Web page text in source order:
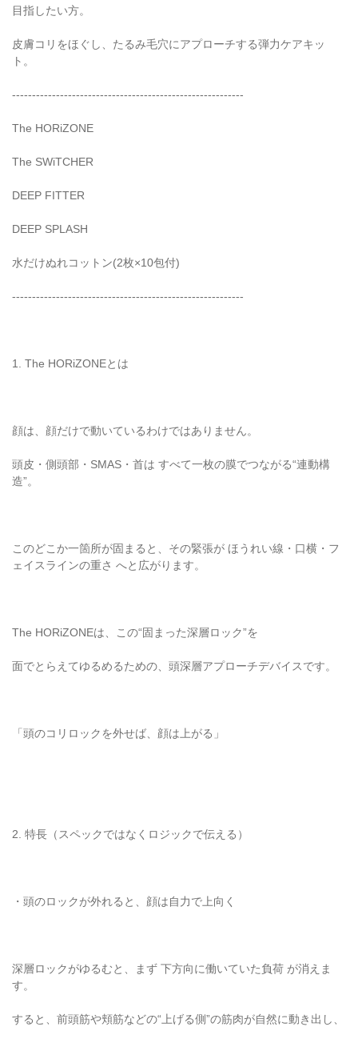
目指したい方。
皮膚コリをほぐし、たるみ毛穴にアプローチする弾力ケアキッ
ト。
----------------------------------------------------------
The HORiZONE
The SWiTCHER
DEEP FITTER
DEEP SPLASH
水だけぬれコットン(2枚×10包付)
----------------------------------------------------------
1. The HORiZONEとは
顔は、顔だけで動いているわけではありません。
頭皮・側頭部・SMAS・首は すべて一枚の膜でつながる“連動構
造”。
このどこか一箇所が固まると、その緊張が ほうれい線・口横・フ
ェイスラインの重さ へと広がります。
The HORiZONEは、この“固まった深層ロック”を
面でとらえてゆるめるための、頭深層アプローチデバイスです。
「頭のコリロックを外せば、顔は上がる」
2. 特長（スペックではなくロジックで伝える）
・頭のロックが外れると、顔は自力で上向く
深層ロックがゆるむと、まず 下方向に働いていた負荷 が消えま
す。
すると、前頭筋や頬筋などの“上げる側”の筋肉が自然に動き出し、